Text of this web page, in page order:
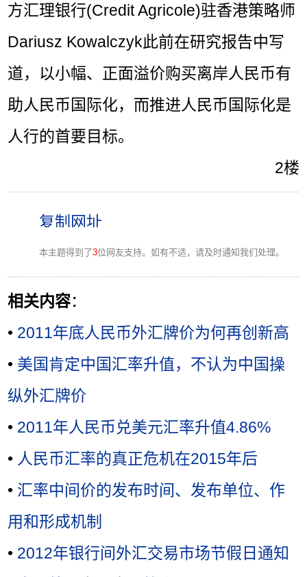
方汇理银行(Credit Agricole)驻香港策略师
Dariusz Kowalczyk此前在研究报告中写
道，以小幅、正面溢价购买离岸人民币有
助人民币国际化，而推进人民币国际化是
人行的首要目标。
2楼
本主题得到了3位网友支持。如有不适，请及时通知我们处理。
相关内容：
• 2011年底人民币外汇牌价为何再创新高
• 美国肯定中国汇率升值，不认为中国操
纵外汇牌价
• 2011年人民币兑美元汇率升值4.86%
• 人民币汇率的真正危机在2015年后
• 汇率中间价的发布时间、发布单位、作
用和形成机制
• 2012年银行间外汇交易市场节假日通知